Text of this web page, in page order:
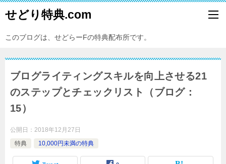
せどり特典.com
このブログは、せどらーFの特典配布所です。
ブログライティングスキルを向上させる21
のステップとチェックリスト（ブログ：
15）
公開日： 2018年12月27日
特典
10,000円未満の特典